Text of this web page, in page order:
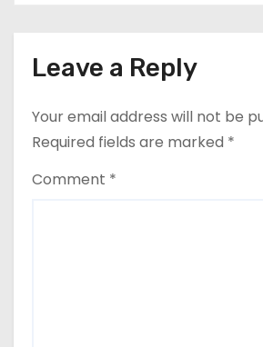
Leave a Reply
Your email address will not be
Required fields are marked *
Comment *